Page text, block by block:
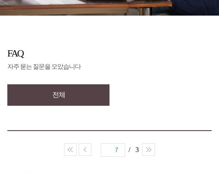
FAQ
자주 묻는 질문을 모았습니다
전체
7 / 3